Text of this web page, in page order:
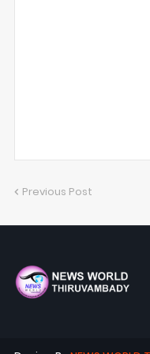
Previous Post